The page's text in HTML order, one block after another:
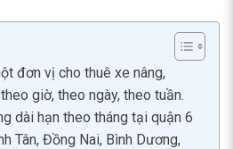
đơn vị cho thuê xe nâng,
giờ, theo ngày, theo tuần.
dài hạn theo tháng tại quận 6
Tân, Đồng Nai, Bình Dương,